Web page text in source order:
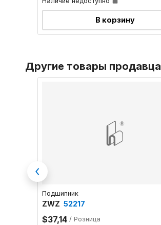
В корзину
Другие товары продавца
Подшипник
ZWZ 52217
$37,14 / Розница
Previous